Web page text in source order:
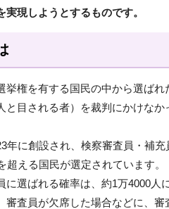
実現しようとするものです。
挙権を有する国民の中から選ば
と目される者）を裁判にかけな
年に創設され、検察審査員・補
超える国民が選定されています。
に選ばれる確率は、約1万4000人
審査員が欠席した場合などに、